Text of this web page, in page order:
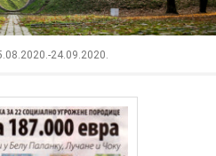
24.09.2020.